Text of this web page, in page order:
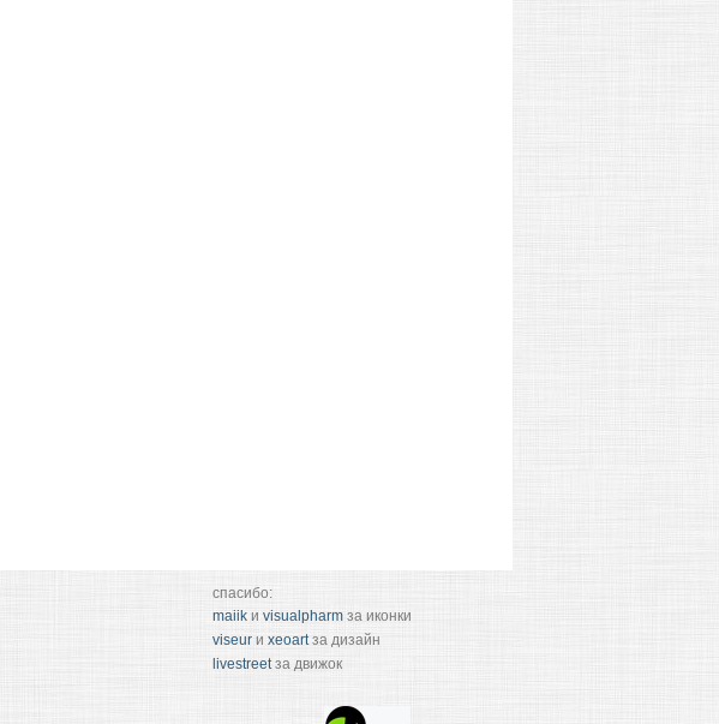
спасибо:
maiik и visualpharm за иконки
viseur и xeoartза дизайн
livestreetза движок